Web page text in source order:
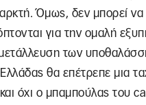
Όμως, δεν μπορεί
για την ομαλή
των
θα επέτρεπε μια
όχι ο μπαμπούλας του